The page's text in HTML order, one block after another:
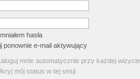
hasła
ponownie e-mail aktywujący
mnie automatycznie przy każdej wizycie
mój status w tej sesji